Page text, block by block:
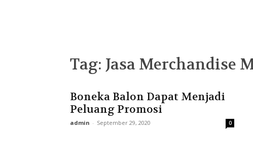
Tag: Jasa Merchandise
Boneka Balon Dapat Menjadi
Peluang Promosi
admin - September 29, 2020 0